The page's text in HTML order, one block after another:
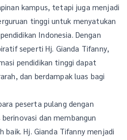
kampus, tetapi juga menjadi
tinggi untuk menyatukan
Indonesia. Dengan
seperti Hj. Gianda Tifanny,
pendidikan tinggi dapat
dan berdampak luas bagi
peserta pulang dengan
dan membangun
baik. Hj. Gianda Tifanny menjadi